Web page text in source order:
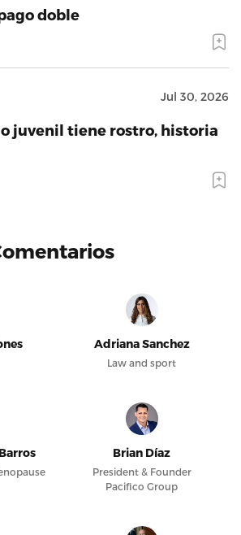
doble
Jul 30, 2026
juvenil tiene rostro, historia
Adriana Sanchez
Law and sport
Brian Díaz
President & Founder
Pacifico Group